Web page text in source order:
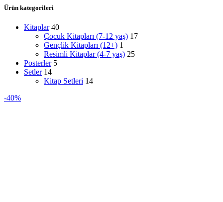
Ürün kategorileri
Kitaplar 40
Çocuk Kitapları (7-12 yaş) 17
Gençlik Kitapları (12+) 1
Resimli Kitaplar (4-7 yaş) 25
Posterler 5
Setler 14
Kitap Setleri 14
-40%